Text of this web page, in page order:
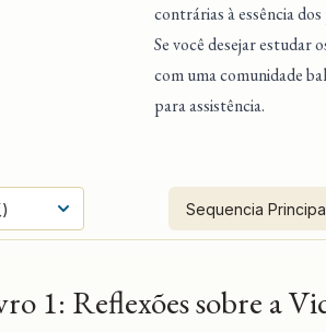
contrárias à essência
Se você desejar estudar
com uma comunidade
para assistência.
Sequencia
1: Reflexões sobre a